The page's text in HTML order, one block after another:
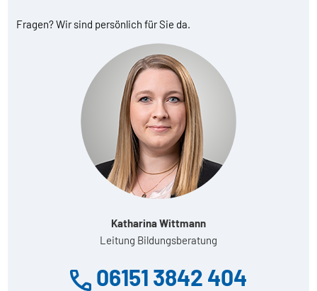
Fragen? Wir sind persönlich für Sie da.
Katharina Wittmann
Leitung Bildungsberatung
06151 3842 404